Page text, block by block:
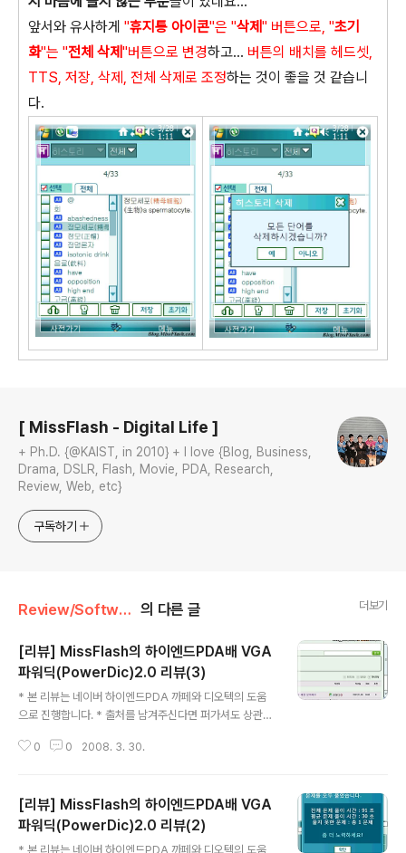
앞서와 유사하게 "휴지통 아이콘"은 "삭제 " 버튼으로, "초기
화"는 "전체 삭제 "버튼으로 변경하고... 버튼의 배치를 헤드셋,
TTS, 저장, 삭제, 전체 삭제로 조정하는 것이 좋을 것 같습니
다.
[ MissFlash - Digital Life ]
+ Ph.D. {@KAIST, in 2010} + I love {Blog, Business,
Drama, DSLR, Flash, Movie, PDA, Research,
Review, Web, etc}
구독하기
Review/Software 의 다른 글 더보기
[리뷰] MissFlash의 하이엔드PDA배 VGA
파워딕(PowerDic)2.0 리뷰(3)
* 본 리뷰는 네이버 하이엔드PDA 까페와 디오텍의 도움
으로 진행합니다. * 출처를 남겨주신다면 퍼가셔도 상관없
werdic2 )에서 보실 수 있습니다. 이제 한 절반정도 정리
뉴입니다. 먼저 "화면 설정"인데요, 설정이라고 하기에는
다소 빈약하긴 합니다만... 중요한 두 가지 옵션(미리보기
방식, 입력기 선택)을 선택할 수 있습니다. 다음은 "폰트 설
0 0 2008. 3. 30.
[리뷰] MissFlash의 하이엔드PDA배 VGA
파워딕(PowerDic)2.0 리뷰(2)
* 본 리뷰는 네이버 하이엔드PDA 까페와 디오텍의 도움